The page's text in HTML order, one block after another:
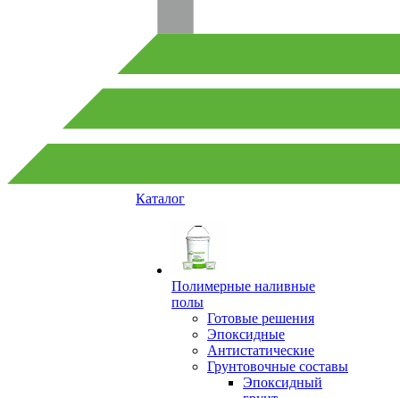
Каталог
Полимерные наливные
полы
Готовые решения
Эпоксидные
Антистатические
Грунтовочные составы
Эпоксидный